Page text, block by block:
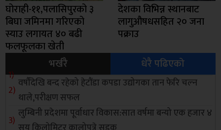
घोराही-११,पलासिपुरको ३
बिघा जमिनमा गरिएको
स्याउ लगायत ४० बढी
फलफूलका खेती
देशका विभिन्न स्थानबाट
लागुऔषधसहित २० जना
पक्राउ
भर्खरै
धेरै पढिएको
वर्षौंदेखि बन्द रहेको हेटौंडा कपडा उद्योगका तान फेरि चल्न
थाले,परीक्षण सफल
लुम्बिनी प्रदेशमा पूर्वाधार विकास:सात वर्षमा बन्यो एक हजार ४